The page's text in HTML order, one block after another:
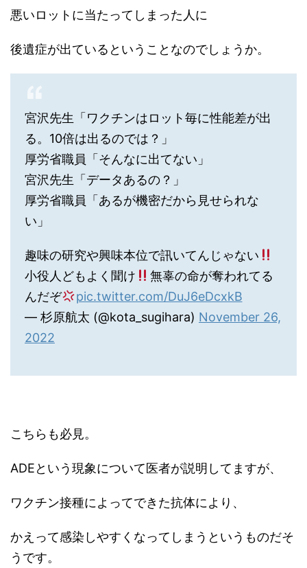
悪いロットに当たってしまった人に
後遺症が出ているということなのでしょうか。
宮沢先生「ワクチンはロット毎に性能差が出
る。10倍は出るのでは？」
厚労省職員「そんなに出てない」
宮沢先生「データあるの？」
厚労省職員「あるが機密だから見せられな
い」
趣味の研究や興味本位で訊いてんじゃない
小役人どもよく聞け
無辜の命が奪われてる
んだぞ
pic.twitter.com/DuJ6eDcxkB
— 杉原航太 (@kota_sugihara) November 26,
2022
こちらも必見。
ADEという現象について医者が説明してますが、
ワクチン接種によってできた抗体により、
かえって感染しやすくなってしまうというものだそ
うです。